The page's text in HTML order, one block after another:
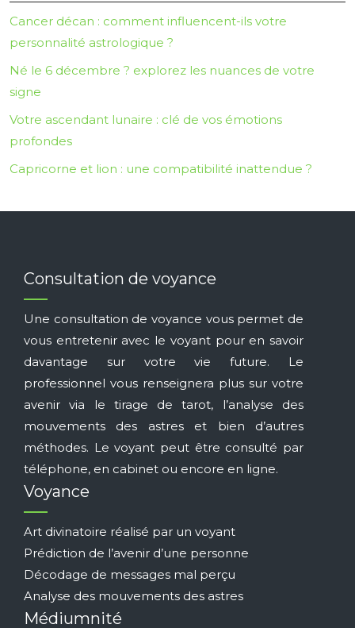
Cancer décan : comment influencent-ils votre
personnalité astrologique ?
Né le 6 décembre ? explorez les nuances de votre
signe
Votre ascendant lunaire : clé de vos émotions
profondes
Capricorne et lion : une compatibilité inattendue ?
Consultation de voyance
Une consultation de voyance vous permet de
vous entretenir avec le voyant pour en savoir
davantage sur votre vie future. Le
professionnel vous renseignera plus sur votre
avenir via le tirage de tarot, l’analyse des
mouvements des astres et bien d’autres
méthodes. Le voyant peut être consulté par
téléphone, en cabinet ou encore en ligne.
Voyance
Art divinatoire réalisé par un voyant
Prédiction de l’avenir d’une personne
Décodage de messages mal perçu
Analyse des mouvements des astres
Médiumnité